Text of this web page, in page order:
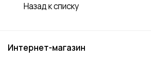
Назад к списку
Интернет-магазин